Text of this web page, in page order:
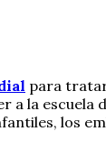
para
la
los